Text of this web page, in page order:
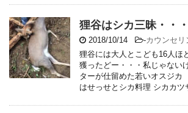
狸谷はシカ三昧・・・
2018/10/14 -カウンセ
狸谷には大人とこども16人ほ
獲ったどー・・・私じゃない
ターが仕留めた若いオスジ
はせっせとシカ料理 シカカ